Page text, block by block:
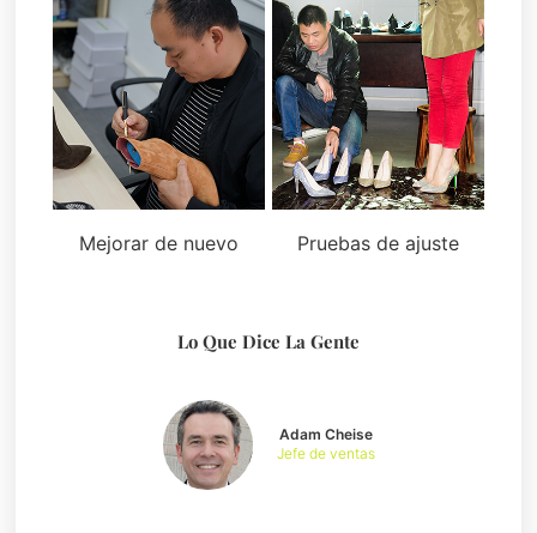
Mejorar de nuevo Pruebas de ajuste
Lo Que Dice La Gente
Adam Cheise
Jefe de ventas